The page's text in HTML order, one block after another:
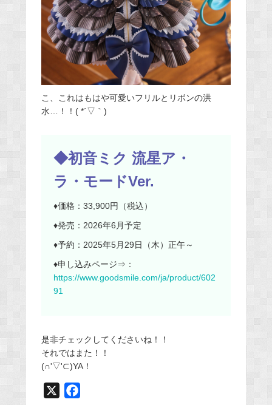
こ、これはもはや可愛いフリルとリボンの洪
水…！！( *´▽｀)
◆初音ミク 流星ア・
ラ・モードVer.
♦価格：33,900円（税込）
♦発売：2026年6月予定
♦予約：2025年5月29日（木）正午～
♦申し込みページ⇒：
https://www.goodsmile.com/ja/product/602
91
是非チェックしてくださいね！！
それではまた！！
(∩'▽'⊂)YA！